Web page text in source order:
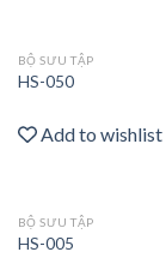
BỘ SƯU TẬP
HS-050
Add to wishlist
BỘ SƯU TẬP
HS-005